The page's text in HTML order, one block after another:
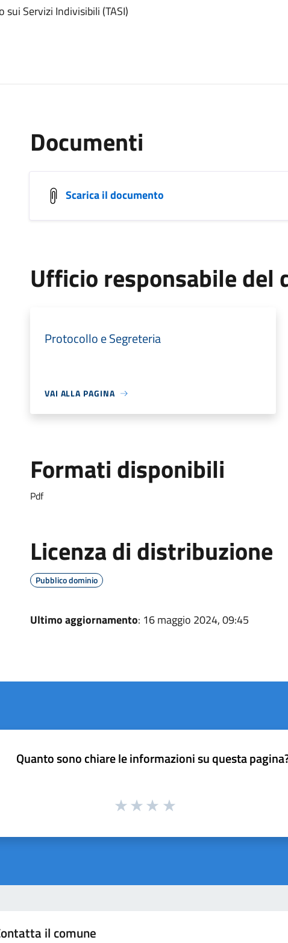
sui Servizi Indivisibili (TASI)
Documenti
Scarica il documento
Ufficio responsabile del
Protocollo e Segreteria
VAI ALLA PAGINA
Formati disponibili
Pdf
Licenza di distribuzione
Pubblico dominio
Ultimo aggiornamento: 16 maggio 2024, 09:45
Quanto sono chiare le informazioni su questa
il comune